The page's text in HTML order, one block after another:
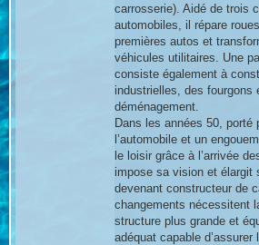
carrosserie). Aidé de trois
automobiles, il répare
premières autos et
véhicules utilitaires. Une
consiste également à
industrielles, des fourgons
déménagement.
Dans les années 50, porté
l’automobile et un
le loisir grâce à l’arrivée
impose sa vision et élargit
devenant constructeur de
changements nécessitent
structure plus grande et
adéquat capable d’assurer